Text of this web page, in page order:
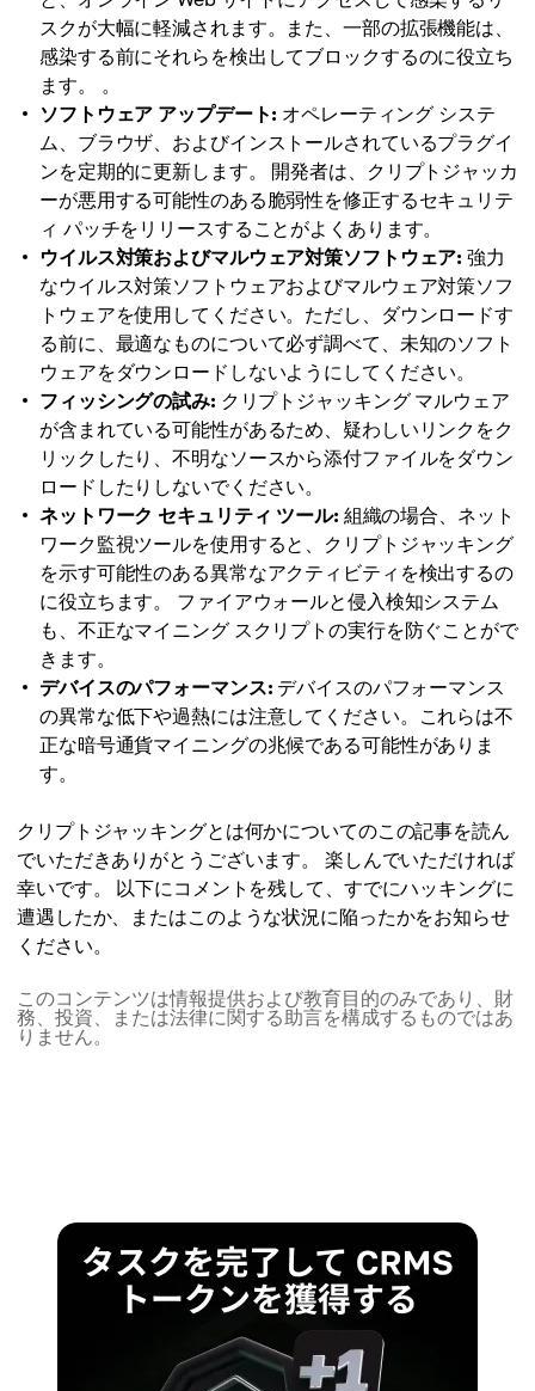
スクが大幅に軽減されます。また、一部の拡張機能は、
感染する前にそれらを検出してブロックするのに役立ち
ます。 。
ソフトウェア アップデート: オペレーティング システ
ム、ブラウザ、およびインストールされているプラグイ
ンを定期的に更新します。 開発者は、クリプトジャッカ
ーが悪用する可能性のある脆弱性を修正するセキュリテ
ィ パッチをリリースすることがよくあります。
ウイルス対策およびマルウェア対策ソフトウェア: 強力
なウイルス対策ソフトウェアおよびマルウェア対策ソフ
トウェアを使用してください。ただし、ダウンロードす
る前に、最適なものについて必ず調べて、未知のソフト
ウェアをダウンロードしないようにしてください。
フィッシングの試み: クリプトジャッキング マルウェア
が含まれている可能性があるため、疑わしいリンクをク
リックしたり、不明なソースから添付ファイルをダウン
ロードしたりしないでください。
ネットワーク セキュリティ ツール: 組織の場合、ネット
ワーク監視ツールを使用すると、クリプトジャッキング
を示す可能性のある異常なアクティビティを検出するの
に役立ちます。 ファイアウォールと侵入検知システム
も、不正なマイニング スクリプトの実行を防ぐことがで
きます。
デバイスのパフォーマンス: デバイスのパフォーマンス
の異常な低下や過熱には注意してください。これらは不
正な暗号通貨マイニングの兆候である可能性がありま
す。
クリプトジャッキングとは何かについてのこの記事を読ん
でいただきありがとうございます。 楽しんでいただければ
幸いです。 以下にコメントを残して、すでにハッキングに
遭遇したか、またはこのような状況に陥ったかをお知らせ
ください。
このコンテンツは情報提供および教育目的のみであり、財
務、投資、または法律に関する助言を構成するものではあ
りません。